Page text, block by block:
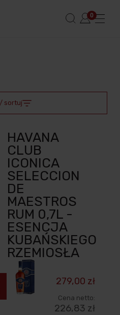
sortuj
HAVANA
CLUB
ICONICA
SELECCION
DE
MAESTROS
RUM 0,7L -
ESENCJA
KUBAŃSKIEGO
RZEMIOSŁA
279,00 zł
Cena netto:
226,83 zł